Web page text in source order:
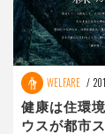
WELFARE
健康は住環
ウスが都市